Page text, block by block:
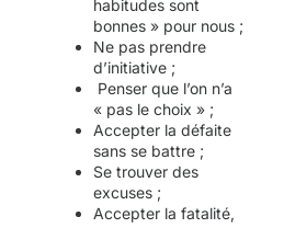
habitudes sont
bonnes » pour nous ;
Ne pas prendre
d’initiative ;
Penser que l’on n’a
« pas le choix » ;
Accepter la défaite
sans se battre ;
Se trouver des
excuses ;
Accepter la fatalité,